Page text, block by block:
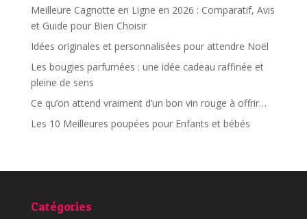
Meilleure Cagnotte en Ligne en 2026 : Comparatif, Avis
et Guide pour Bien Choisir
Idées originales et personnalisées pour attendre Noël
Les bougies parfumées : une idée cadeau raffinée et
pleine de sens
Ce qu’on attend vraiment d’un bon vin rouge à offrir…
Les 10 Meilleures poupées pour Enfants et bébés
Catégories